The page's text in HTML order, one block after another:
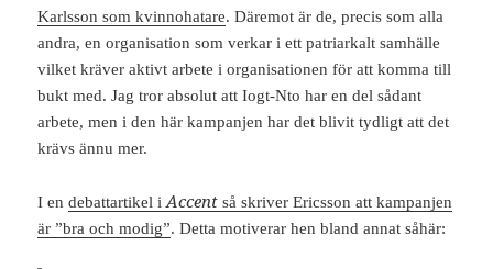
Karlsson som kvinnohatare. Däremot är de, precis som alla
andra, en organisation som verkar i ett patriarkalt samhälle
vilket kräver aktivt arbete i organisationen för att komma till
bukt med. Jag tror absolut att Iogt-Nto har en del sådant
arbete, men i den här kampanjen har det blivit tydligt att det
krävs ännu mer.
I endebattartikel iAccent så skriver Ericsson att kampanjen
är ”bra och modig”. Detta motiverar hen bland annat såhär: